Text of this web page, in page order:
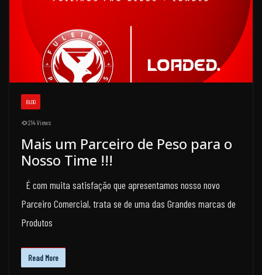
BLOG
214 Views
Mais um Parceiro de Peso para o
Nosso Time !!!
É com muita satisfação que apresentamos nosso novo
Parceiro Comercial, trata se de uma das Grandes marcas de
Produtos
Read More